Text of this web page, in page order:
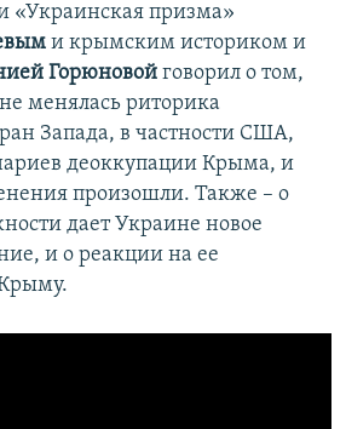
«Украинская призма»
и крымским историком и
Горюновой говорил о том,
менялась риторика
Запада, в частности США,
деоккупации Крыма, и
произошли. Также – о
дает Украине новое
и о реакции на ее